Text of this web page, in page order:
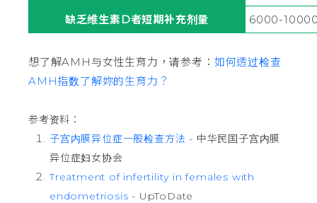
缺乏维生素D者短期补充剂量
6000-
想了解AMH与女性生育力，请参考： 如何透过检查
AMH指数了解妳的生育力？
参考资料：
子宫内膜异位症一般检查方法 - 中华民国子宫内膜
异位症妇女协会
Treatment of infertility in females with
endometriosis - UpToDate